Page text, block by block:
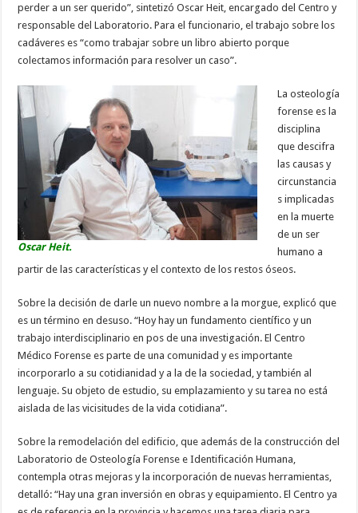
perder a un ser querido”, sintetizó Oscar Heit, encargado del Centro y
responsable del Laboratorio. Para el funcionario, el trabajo sobre los
cadáveres es “como trabajar sobre un libro abierto porque
colectamos información para resolver un caso”.
Oscar Heit.
La osteología
forense es la
disciplina
que descifra
las causas y
circunstancia
s implicadas
en la muerte
de un ser
humano a
partir de las características y el contexto de los restos óseos.
Sobre la decisión de darle un nuevo nombre a la morgue, explicó que
es un término en desuso. “Hoy hay un fundamento científico y un
trabajo interdisciplinario en pos de una investigación. El Centro
Médico Forense es parte de una comunidad y es importante
incorporarlo a su cotidianidad y a la de la sociedad, y también al
lenguaje. Su objeto de estudio, su emplazamiento y su tarea no está
aislada de las vicisitudes de la vida cotidiana”.
Sobre la remodelación del edificio, que además de la construcción del
Laboratorio de Osteología Forense e Identificación Humana,
contempla otras mejoras y la incorporación de nuevas herramientas,
detalló: “Hay una gran inversión en obras y equipamiento. El Centro ya